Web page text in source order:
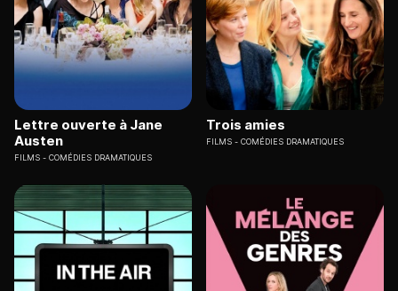
Lettre ouverte à Jane
Austen
FILMS COMÉDIES DRAMATIQUES
Trois amies
FILMS COMÉDIES DRAMATIQUES